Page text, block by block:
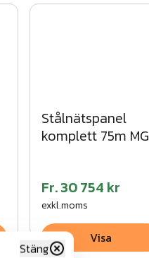
Stålnätspanel
komplett 75m MG
Fr.30 754 kr
exkl.moms
Visa
Stäng